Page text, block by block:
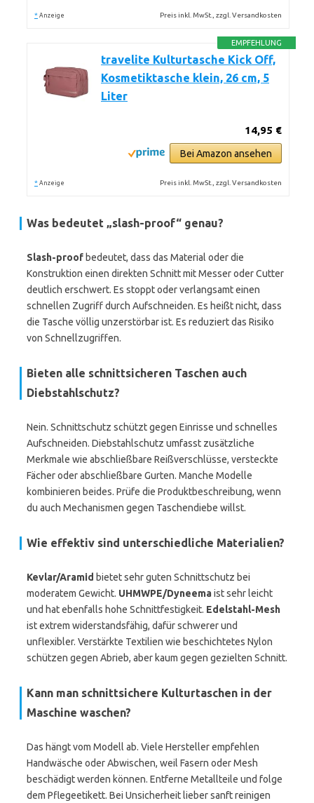
* Anzeige Preis inkl. MwSt., zzgl. Versandkosten
EMPFEHLUNG
travelite Kulturtasche Kick Off,
Kosmetiktasche klein, 26 cm, 5
Liter
14,95 €
Bei Amazon ansehen
* Anzeige Preis inkl. MwSt., zzgl. Versandkosten
Was bedeutet „slash-proof“ genau?
Slash-proof bedeutet, dass das Material oder die
Konstruktion einen direkten Schnitt mit Messer oder Cutter
deutlich erschwert. Es stoppt oder verlangsamt einen
schnellen Zugriff durch Aufschneiden. Es heißt nicht, dass
die Tasche völlig unzerstörbar ist. Es reduziert das Risiko
von Schnellzugriffen.
Bieten alle schnittsicheren Taschen auch
Diebstahlschutz?
Nein. Schnittschutz schützt gegen Einrisse und schnelles
Aufschneiden. Diebstahlschutz umfasst zusätzliche
Merkmale wie abschließbare Reißverschlüsse, versteckte
Fächer oder abschließbare Gurten. Manche Modelle
kombinieren beides. Prüfe die Produktbeschreibung, wenn
du auch Mechanismen gegen Taschendiebe willst.
Wie effektiv sind unterschiedliche Materialien?
Kevlar/Aramid bietet sehr guten Schnittschutz bei
moderatem Gewicht. UHMWPE/Dyneemaist sehr leicht
und hat ebenfalls hohe Schnittfestigkeit. Edelstahl-Mesh
ist extrem widerstandsfähig, dafür schwerer und
unflexibler. Verstärkte Textilien wie beschichtetes Nylon
schützen gegen Abrieb, aber kaum gegen gezielten Schnitt.
Kann man schnittsichere Kulturtaschen in der
Maschine waschen?
Das hängt vom Modell ab. Viele Hersteller empfehlen
Handwäsche oder Abwischen, weil Fasern oder Mesh
beschädigt werden können. Entferne Metallteile und folge
dem Pflegeetikett. Bei Unsicherheit lieber sanft reinigen